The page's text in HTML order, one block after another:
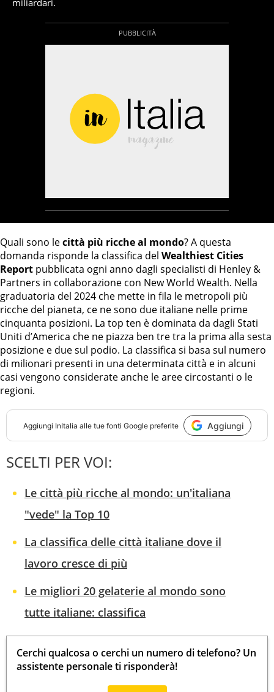
miliardari.
Quali sono lecittà più ricche al mondo? A questa
domanda risponde la classifica del Wealthiest Cities
Report pubblicata ogni anno dagli specialisti di Henley &
Partners in collaborazione con New World Wealth. Nella
graduatoria del 2024 che mette in fila le metropoli più
ricche del pianeta, ce ne sono due italiane nelle prime
cinquanta posizioni. La top ten è dominata da dagli Stati
Uniti d’America che ne piazza ben tre tra la prima alla sesta
posizione e due sul podio. La classifica si basa sul numero
di milionari presenti in una determinata città e in alcuni
casi vengono considerate anche le aree circostanti o le
regioni.
Aggiungi InItalia alle tue fonti Google preferite Aggiungi
SCELTI PER VOI:
Le città più ricche al mondo: un'italiana
"vede" la Top 10
La classifica delle città italiane dove il
lavoro cresce di più
Le migliori 20 gelaterie al mondo sono
tutte italiane: classifica
Cerchi qualcosa o cerchi un numero di telefono? Un
assistente personale ti risponderà!